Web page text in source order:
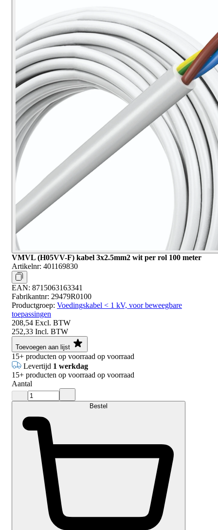
VMVL (H05VV-F) kabel 3x2.5mm2 wit per rol 100 meter
Artikelnr: 401169830
EAN: 8715063163341
Fabrikantnr: 29479R0100
Productgroep: Voedingskabel < 1 kV, voor beweegbare
toepassingen
208,54 Excl. BTW
252,33 Incl. BTW
Toevoegen aan lijst
15+ producten op voorraad op voorraad
Levertijd 1 werkdag
15+ producten op voorraad op voorraad
Aantal
Bestel